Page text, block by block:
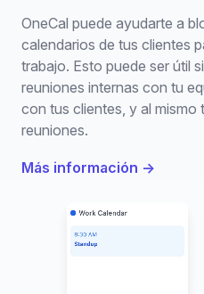
OneCal puede ayudarte a
calendarios de tus clientes
trabajo. Esto puede ser útil
reuniones internas con tu
con tus clientes, y al
reuniones.
Más información →